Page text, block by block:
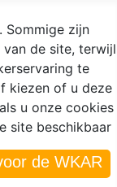
de WKAR
Sommige zijn
de site, terwijl
te
kiezen of u deze
u onze cookies
site beschikbaar